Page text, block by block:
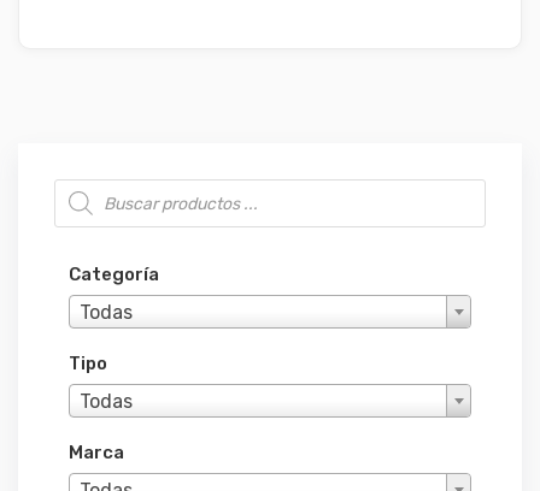
Búsqueda de productos
Categoría
Todas
Tipo
Todas
Marca